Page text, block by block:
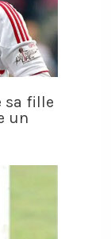
sa fille
un